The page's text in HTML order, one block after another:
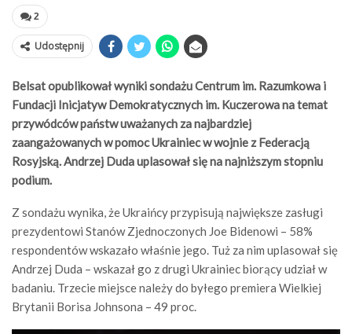
2
Udostępnij
Belsat opublikował wyniki sondażu Centrum im. Razumkowa i
Fundacji Inicjatyw Demokratycznych im. Kuczerowa na temat
przywódców państw uważanych za najbardziej
zaangażowanych w pomoc Ukrainiec w wojnie z Federacją
Rosyjską. Andrzej Duda uplasował się na najniższym stopniu
podium.
Z sondażu wynika, że Ukraińcy przypisują największe zasługi
prezydentowi Stanów Zjednoczonych Joe Bidenowi – 58%
respondentów wskazało właśnie jego. Tuż za nim uplasował się
Andrzej Duda – wskazał go z drugi Ukrainiec biorący udział w
badaniu. Trzecie miejsce należy do byłego premiera Wielkiej
Brytanii Borisa Johnsona – 49 proc.